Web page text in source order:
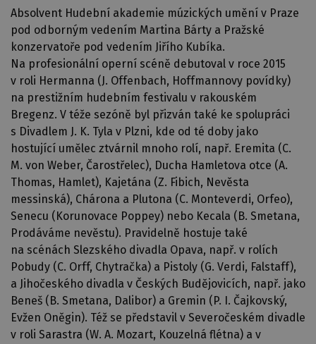
Absolvent Hudební akademie múzických umění v Praze
pod odborným vedením Martina Bárty a Pražské
konzervatoře pod vedením Jiřího Kubíka.
Na profesionální operní scéně debutoval v roce 2015
v roli Hermanna (J. Offenbach, Hoffmannovy povídky)
na prestižním hudebním festivalu v rakouském
Bregenz. V téže sezóně byl přizván také ke spolupráci
s Divadlem J. K. Tyla v Plzni, kde od té doby jako
hostující umělec ztvárnil mnoho rolí, např. Eremita (C.
M. von Weber, Čarostřelec), Ducha Hamletova otce (A.
Thomas, Hamlet), Kajetána (Z. Fibich, Nevěsta
messinská), Chárona a Plutona (C. Monteverdi, Orfeo),
Senecu (Korunovace Poppey) nebo Kecala (B. Smetana,
Prodáváme nevěstu). Pravidelně hostuje také
na scénách Slezského divadla Opava, např. v rolích
Pobudy (C. Orff, Chytračka) a Pistoly (G. Verdi, Falstaff),
a Jihočeského divadla v Českých Budějovicích, např. jako
Beneš (B. Smetana, Dalibor) a Gremin (P. I. Čajkovský,
Evžen Oněgin). Též se představil v Severočeském divadle
v roli Sarastra (W. A. Mozart, Kouzelná flétna) a v